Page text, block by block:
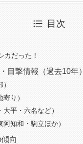
目次
カだった！
目撃情報（過去10年）
り）
平・六名など）
知和・駒立ほか）
向